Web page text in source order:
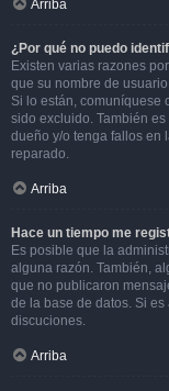
Arriba
¿Por qué no puedo
Existen varias razones
que su nombre de
Si lo están, comuníquese
sido excluido. También
dueño y/o tenga fallos en
reparado.
Arriba
Hace un tiempo me
Es posible que la
alguna razón. También,
que no publicaron
de la base de datos. Si
discuciones.
Arriba